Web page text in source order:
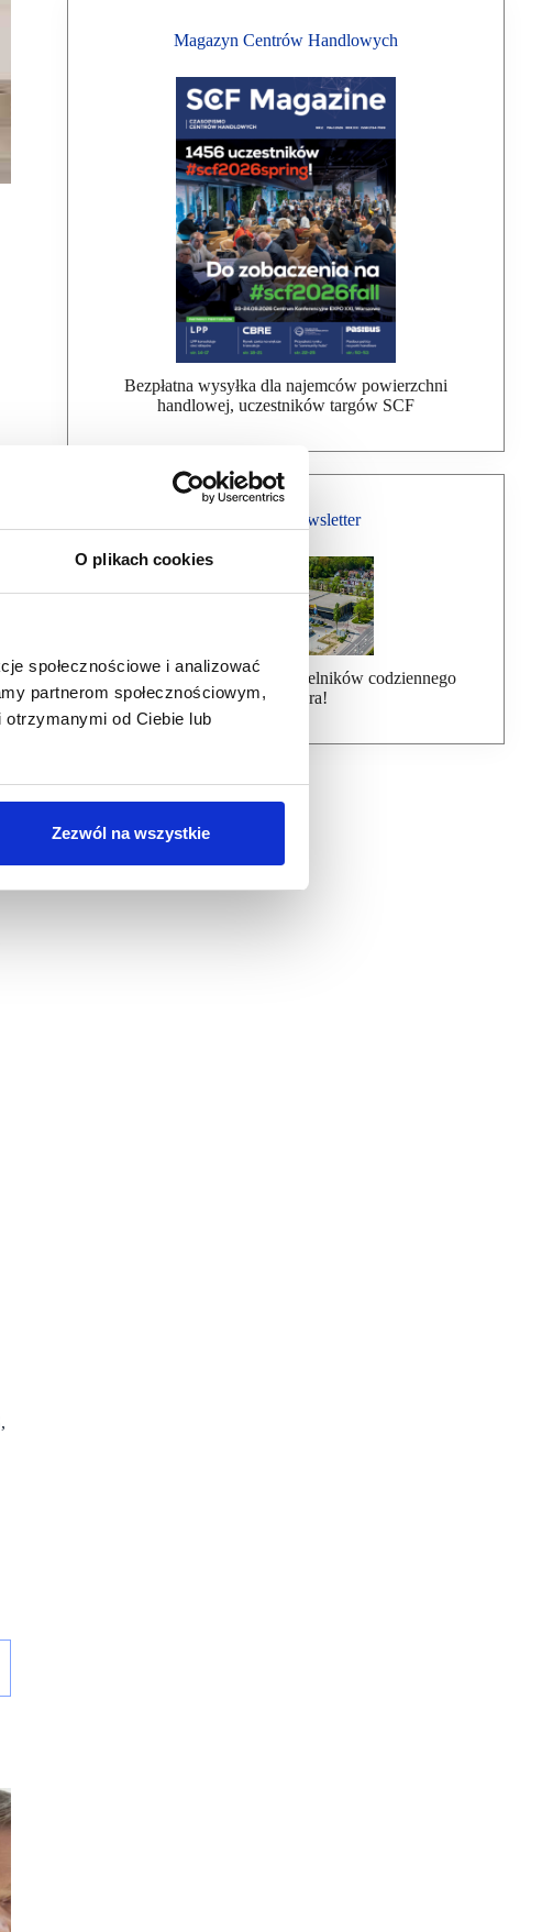
O plikach cookies
społecznościowe i analizować
partnerom społecznościowym,
od Ciebie lub
Zezwól na wszystkie
Magazyn Centrów Handlowych
Bezpłatna wysyłka dla najemców powierzchni
handlowej, uczestników targów SCF
Bezpłatny Newsletter
Dołącz do ponad 7000 czytelników codziennego
newslettera!